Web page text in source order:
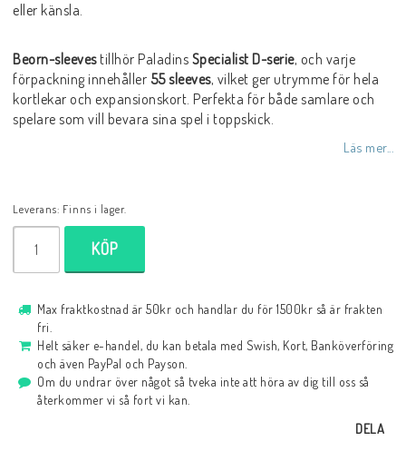
eller känsla.
Beorn-sleevestillhör Paladins Specialist D-serie, och varje
förpackning innehåller 55 sleeves, vilket ger utrymme för hela
kortlekar och expansionskort. Perfekta för både samlare och
spelare som vill bevara sina spel i toppskick.
Läs mer...
Leverans: Finns i lager.
KÖP
Max fraktkostnad är 50kr och handlar du för 1500kr så är frakten
fri.
Helt säker e-handel, du kan betala med Swish, Kort, Banköverföring
och även PayPal och Payson.
Om du undrar över något så tveka inte att höra av dig till oss så
återkommer vi så fort vi kan.
DELA